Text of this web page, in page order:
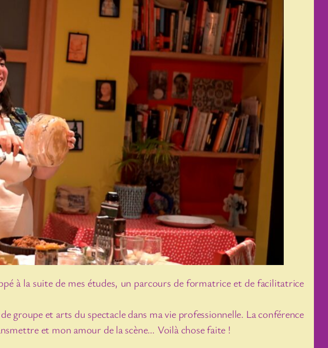
à la suite de mes études, un parcours de formatrice et de facilitatrice
groupe et arts du spectacle dans ma vie professionnelle. La conférence
et mon amour de la scène… Voilà chose faite !